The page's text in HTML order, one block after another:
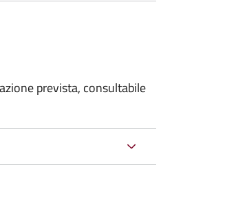
prevista, consultabile